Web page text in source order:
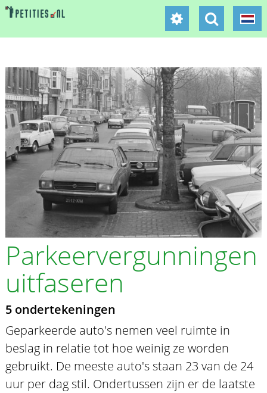
Parkeervergunningen
uitfaseren
5 ondertekeningen
Geparkeerde auto's nemen veel ruimte in
beslag in relatie tot hoe weinig ze worden
gebruikt. De meeste auto's staan 23 van de 24
uur per dag stil. Ondertussen zijn er de laatste